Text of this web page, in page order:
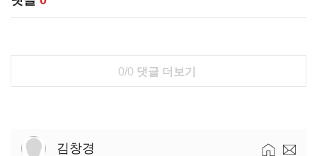
0/0 댓글 더보기
김창경